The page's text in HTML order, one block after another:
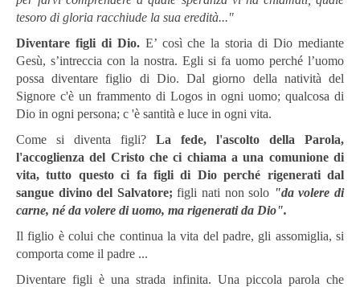
tesoro di gloria racchiude la sua eredità..."
Diventare figli di Dio.E’ così che la storia di Dio mediante
Gesù, s’intreccia con la nostra. Egli si fa uomo perché l’uomo
possa diventare figlio di Dio. Dal giorno della natività del
Signore c'è un frammen­to di Logos in ogni uomo; qualcosa di
Dio in ogni persona; c 'è santità e luce in o­gni vita.
Come si diventa figli? La fede, l'ascolto della Parola,
l'accoglienza del Cristo che ci chiama a una comunione di
vita, tutto questo ci fa figli di Dio perché rigenerati dal
sangue divino del Salvatore;figli nati non solo "da volere di
carne, né da volere di uomo, ma rigenerati da Dio".
Il figlio è colui che continua la vita del padre, gli assomiglia, si
com­porta come il padre ...
Diventare figli è una strada infinita. U­na piccola parola che